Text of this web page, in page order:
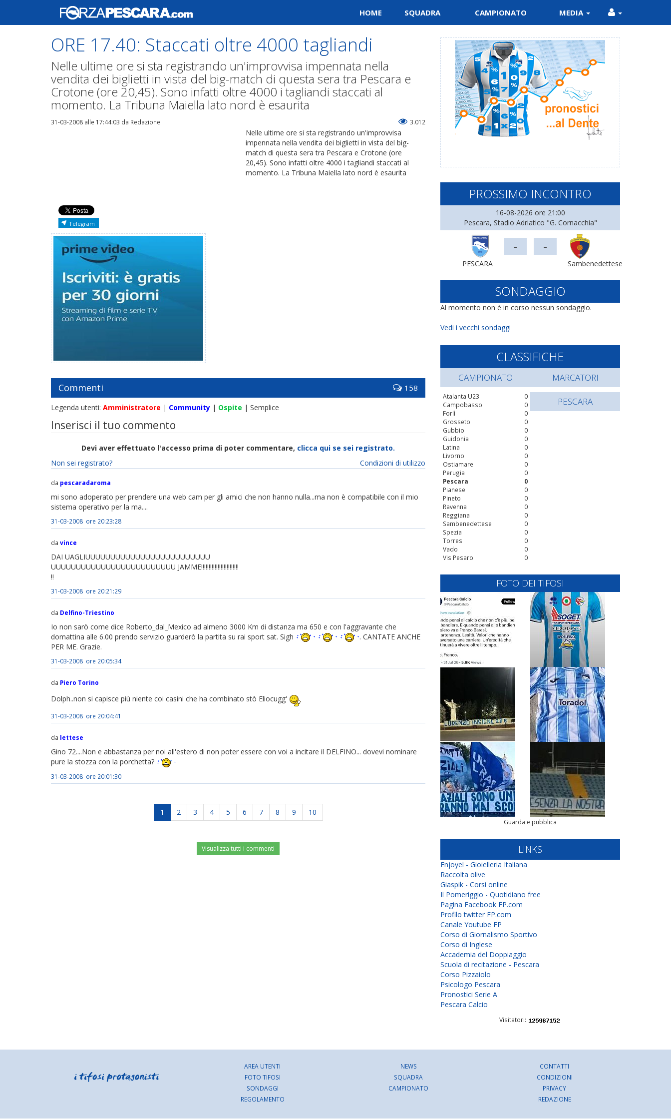
HOME SQUADRA CAMPIONATO MEDIA
ORE 17.40: Staccati oltre 4000 tagliandi
Nelle ultime ore si sta registrando un'improvvisa impennata nella
vendita dei biglietti in vista del big-match di questa sera tra Pescara e
Crotone (ore 20,45). Sono infatti oltre 4000 i tagliandi staccati al
momento. La Tribuna Maiella lato nord è esaurita
31-03-2008 alle 17:44:03 da Redazione 3.012
Nelle ultime ore si sta registrando un'improvvisa
impennata nella vendita dei biglietti in vista del big-
match di questa sera tra Pescara e Crotone (ore
20,45). Sono infatti oltre 4000 i tagliandi staccati al
momento. La Tribuna Maiella lato nord è esaurita
Telegram
Commenti 158
Legenda utenti: Amministratore | Community | Ospite | Semplice
Inserisci il tuo commento
Devi aver effettuato l'accesso prima di poter commentare, clicca qui se sei registrato.
Condizioni di utilizzo
Non sei registrato?
da pescaradaroma
mi sono adoperato per prendere una web cam per gli amici che non hanno nulla...ma non è compatibile con il mio
sistema operativo per la ma....
31-03-2008 ore 20:23:28
da vince
DAI UAGLIUUUUUUUUUUUUUUUUUUUUUUUUU
UUUUUUUUUUUUUUUUUUUUUUUUU JAMME!!!!!!!!!!!!!!!!!!!!!!!!!
!!
31-03-2008 ore 20:21:29
da Delfino-Triestino
Io non sarò come dice Roberto_dal_Mexico ad almeno 3000 Km di distanza ma 650 e con l'aggravante che
domattina alle 6.00 prendo servizio guarderò la partita su rai sport sat. Sigh
. CANTATE ANCHE
PER ME. Grazie.
31-03-2008 ore 20:05:34
da Piero Torino
Dolph..non si capisce più niente coi casini che ha combinato stò Eliocugg'
31-03-2008 ore 20:04:41
da lettese
Gino 72....Non e abbastanza per noi all'estero di non poter essere con voi a incitare il DELFINO... dovevi nominare
pure la stozza con la porchetta?
31-03-2008 ore 20:01:30
1 2 3 4 5 6 7 8 9 10
Visualizza tutti i commenti
PROSSIMO INCONTRO
16-08-2026 ore 21:00
Pescara, Stadio Adriatico "G. Cornacchia"
PESCARA
- -
Sambenedettese
SONDAGGIO
Al momento non è in corso nessun sondaggio.
Vedi i vecchi sondaggi
CLASSIFICHE
CAMPIONATO
0
Atalanta U23
0
Campobasso
0
Forlì
0
Grosseto
0
Gubbio
0
Guidonia
0
Latina
0
Livorno
0
Ostiamare
0
Perugia
0
Pescara
0
Pianese
0
Pineto
0
Ravenna
0
Reggiana
0
Sambenedettese
0
Spezia
0
Torres
0
Vado
0
Vis Pesaro
MARCATORI
PESCARA
FOTO DEI TIFOSI
Guarda e pubblica
LINKS
Enjoyel - Gioielleria Italiana
Raccolta olive
Giaspik - Corsi online
Il Pomeriggio - Quotidiano free
Pagina Facebook FP.com
Profilo twitter FP.com
Canale Youtube FP
Corso di Giornalismo Sportivo
Corso di Inglese
Accademia del Doppiaggio
Scuola di recitazione - Pescara
Corso Pizzaiolo
Psicologo Pescara
Pronostici Serie A
Pescara Calcio
Visitatori:
AREA UTENTI
FOTO TIFOSI
SONDAGGI
REGOLAMENTO
NEWS
SQUADRA
CAMPIONATO
CONTATTI
CONDIZIONI
PRIVACY
REDAZIONE